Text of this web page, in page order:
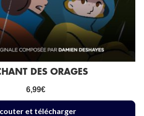
DES ORAGES
6,99€
et télécharger